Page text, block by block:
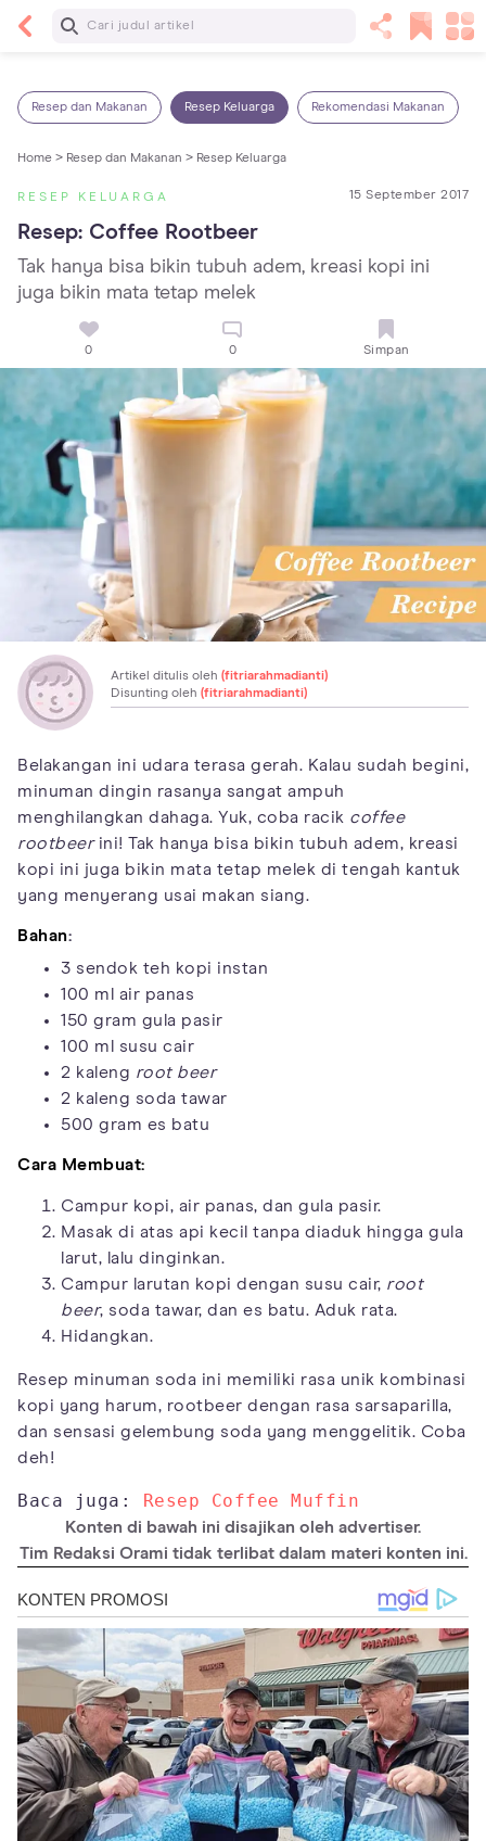
Baca Selanjutnya
Resep dan Makanan Resep Keluarga Rekomendasi Makanan
Home > Resep dan Makanan > Resep Keluarga
RESEP KELUARGA 15 September 2017
Resep: Coffee Rootbeer
Tak hanya bisa bikin tubuh adem, kreasi kopi ini
juga bikin mata tetap melek
0 0 Simpan
Artikel ditulis oleh (fitriarahmadianti)
Disunting oleh (fitriarahmadianti)
Belakangan ini udara terasa gerah. Kalau sudah begini,
minuman dingin rasanya sangat ampuh
menghilangkan dahaga. Yuk, coba racik coffee
rootbeerini! Tak hanya bisa bikin tubuh adem, kreasi
kopi ini juga bikin mata tetap melek di tengah kantuk
yang menyerang usai makan siang.
Bahan:
3 sendok teh kopi instan
100 ml air panas
150 gram gula pasir
100 ml susu cair
2 kaleng root beer
2 kaleng soda tawar
500 gram es batu
Cara Membuat:
Campur kopi, air panas, dan gula pasir.
Masak di atas api kecil tanpa diaduk hingga gula
larut, lalu dinginkan.
Campur larutan kopi dengan susu cair, root
beer, soda tawar, dan es batu. Aduk rata.
Hidangkan.
Resep minuman soda ini memiliki rasa unik kombinasi
kopi yang harum, rootbeer dengan rasa sarsaparilla,
dan sensasi gelembung soda yang menggelitik. Coba
deh!
Baca juga: Resep Coffee Muffin
Konten di bawah ini disajikan oleh advertiser.
Tim Redaksi Orami tidak terlibat dalam materi konten ini.